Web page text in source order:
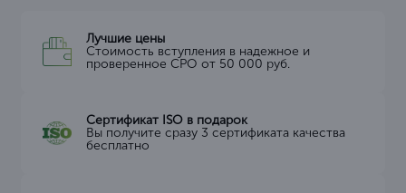
Лучшие цены
Стоимость вступления в надежное и
проверенное СРО от 50 000 руб.
Сертификат ISO в подарок
Вы получите сразу 3 сертификата качества
бесплатно